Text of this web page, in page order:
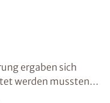
ergaben sich
werden mussten.